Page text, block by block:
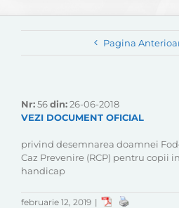
Pagina
Nr:56din:26-06-2018
VEZI DOCUMENT OFICIAL
privind desemnarea doamnei
Caz Prevenire (RCP) pentru copii
handicap
februarie 12, 2019 |